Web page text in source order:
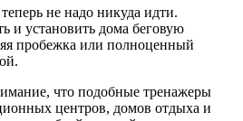
не надо никуда идти.
и установить дома беговую
пробежка или полноценный
что подобные тренажеры
центров, домов отдыха и